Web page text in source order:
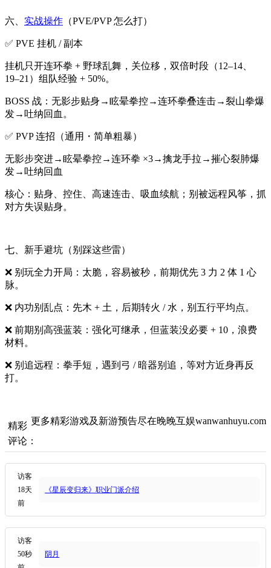
六、 实战操作 （PVE/PVP 怎么打）
✅ PVE 挂机 / 副本
挂机只开连环拳 + 野球乱舞，关位移，双倍时段（12–14、
19–21）组队经验 + 50%。
BOSS 战：无影步贴身→眩晕拳控→连环拳叠连击→裂山拳爆
发→吐纳回血。
✅ PVP 连招（通用・简单粗暴）
无影步突进→眩晕拳控→连环拳 ×3→擒龙手拉→摧心裂肺爆
发→吐纳回血
核心：贴身、控住、高速连击、吸血续航；别被远程风筝，抓
对方失误贴身。
七、新手避坑（别踩这些雷）
❌ 别玩全力开局：太脆，容易被秒，前期优先 3 力 2 体 1 心
脉。
❌ 内功别乱点：先木 + 土，后期转火 / 水，别五行平均点。
❌ 前期别高强蓝装：强化可继承，但蓝装没必要 + 10，浪费
材料。
❌ 别追远程：拳手短，遇到弓 / 暗器别追，等对方近身再反
打。
更多精彩游戏及新游预告尽在晚晚互娱wanwanhuyu.com
精彩
评论：
访客
18天
前
《星辰变归来》职业门派介绍
访客
50秒
阴月